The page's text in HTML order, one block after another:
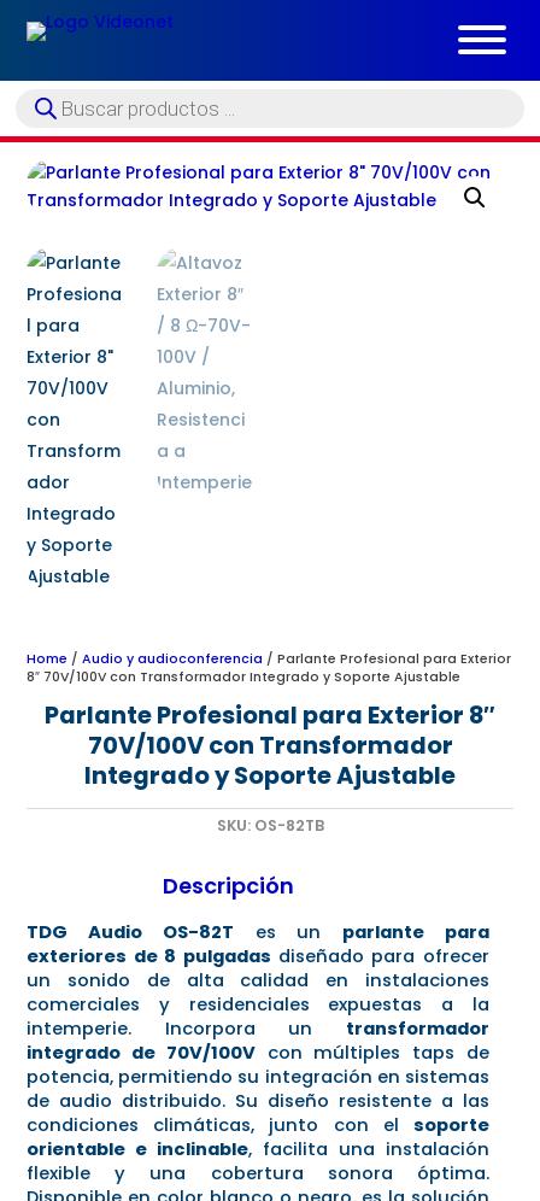
Búsqueda
de
Home /Audio y audioconferencia / Parlante Profesional para Exterior
8″ 70V/100V con Transformador Integrado y Soporte Ajustable
Parlante Profesional para Exterior 8″
70V/100V con Transformador
Integrado y Soporte Ajustable
SKU: OS-82TB
Descripción
TDG Audio OS-82T es un parlante para
exteriores de 8 pulgadas diseñado para ofrecer
un sonido de alta calidad en instalaciones
comerciales y residenciales expuestas a la
intemperie. Incorpora un transformador
integrado de 70V/100Vcon múltiples taps de
potencia, permitiendo su integración en sistemas
de audio distribuido. Su diseño resistente a las
condiciones climáticas, junto con el soporte
orientable e inclinable, facilita una instalación
flexible y una cobertura sonora óptima.